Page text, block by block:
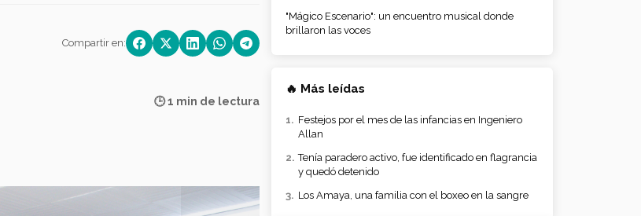
Compartir en:
🕒 1 min de lectura
"Mágico Escenario": un encuentro musical donde
brillaron las voces
🔥 Más leídas
Festejos por el mes de las infancias en Ingeniero
Allan
Tenía paradero activo, fue identificado en flagrancia
y quedó detenido
Los Amaya, una familia con el boxeo en la sangre